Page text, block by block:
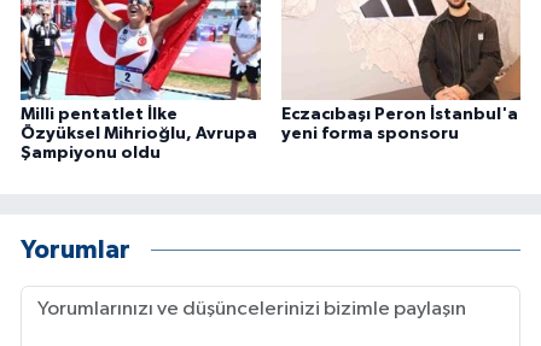
Milli pentatlet İlke
Özyüksel Mihrioğlu, Avrupa
Şampiyonu oldu
Eczacıbaşı Peron İstanbul'a
yeni forma sponsoru
Yorumlar